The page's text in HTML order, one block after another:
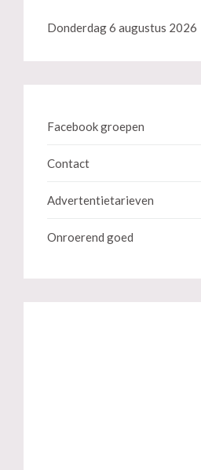
Donderdag 6 augustus 2026
Facebook groepen
Contact
Advertentietarieven
Onroerend goed